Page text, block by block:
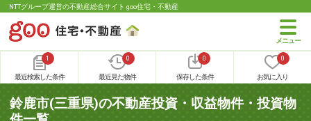
NTTグループ運営の不動産総合サイト goo住宅・不動産
1
最近検索した条件
0
最近見た物件
0
保存した条件
0
お気に入り
鈴鹿市(三重県)の不動産投資・収益物件・投資物